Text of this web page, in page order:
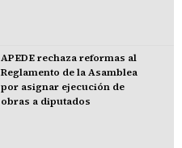
APEDE rechaza reformas al
Reglamento de la Asamblea
por asignar ejecución de
obras a diputados